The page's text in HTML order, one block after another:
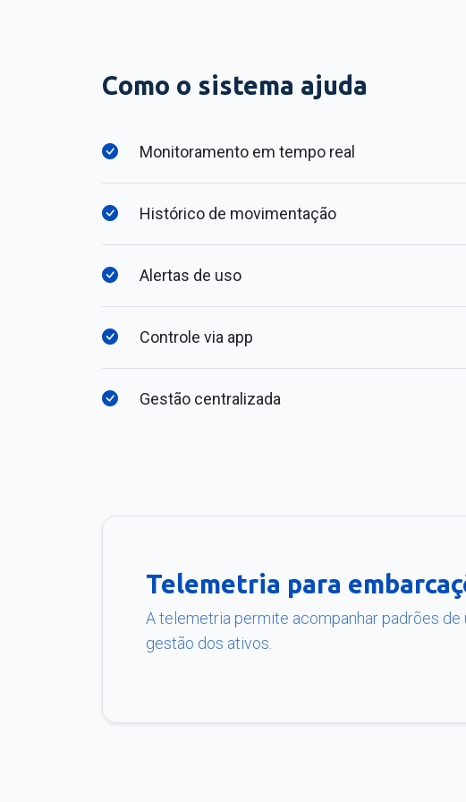
Como o sistema ajuda
Monitoramento em tempo real
Histórico de movimentação
Alertas de uso
Controle via app
Gestão centralizada
Telemetria para
A telemetria permite acompanhar padrões de
gestão dos ativos.